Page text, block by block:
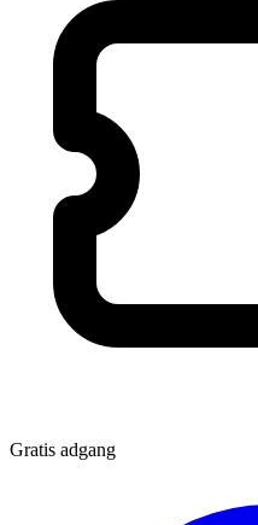
Gratis adgang